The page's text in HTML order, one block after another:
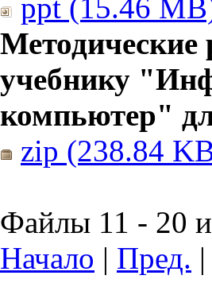
ppt (15.46
Методические
учебнику
компьютер"
zip (238.84
Файлы 11 - 20
Начало | Пред. |